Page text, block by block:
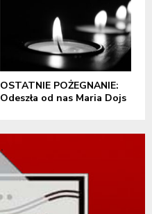
OSTATNIE POŻEGNANIE:
Odeszła od nas Maria Dojs